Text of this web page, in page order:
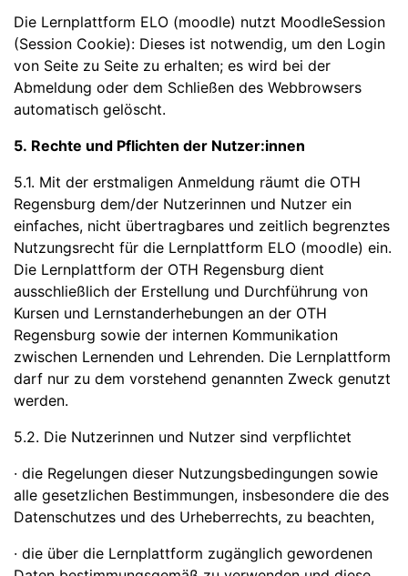
Die Lernplattform ELO (moodle) nutzt MoodleSession
(Session Cookie): Dieses ist notwendig, um den Login
von Seite zu Seite zu erhalten; es wird bei der
Abmeldung oder dem Schließen des Webbrowsers
automatisch gelöscht.
5. Rechte und Pflichten der Nutzer:innen
5.1. Mit der erstmaligen Anmeldung räumt die OTH
Regensburg dem/der Nutzerinnen und Nutzer ein
einfaches, nicht übertragbares und zeitlich begrenztes
Nutzungsrecht für die Lernplattform ELO (moodle) ein.
Die Lernplattform der OTH Regensburg dient
ausschließlich der Erstellung und Durchführung von
Kursen und Lernstanderhebungen an der OTH
Regensburg sowie der internen Kommunikation
zwischen Lernenden und Lehrenden. Die Lernplattform
darf nur zu dem vorstehend genannten Zweck genutzt
werden.
5.2. Die Nutzerinnen und Nutzer sind verpflichtet
· die Regelungen dieser Nutzungsbedingungen sowie
alle gesetzlichen Bestimmungen, insbesondere die des
Datenschutzes und des Urheberrechts, zu beachten,
· die über die Lernplattform zugänglich gewordenen